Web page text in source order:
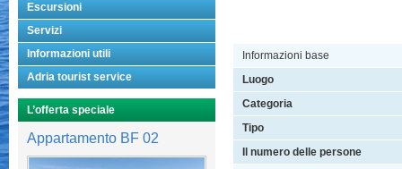
Escursioni
Servizi
Informazioni utili
Adria tourist service
L’offerta speciale
Appartamento BF 02
Informazioni base
Luogo
Categoria
Tipo
Il numero delle persone